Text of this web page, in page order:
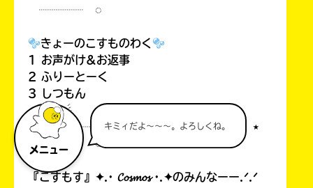
メニュー
キミィだよ～～～。よろしくね。
┈┈┈┈ ◌
きょーのこすものわく
1 お声がけ&お返事
2 ふりーとーく
3 しつもん
◌ ┈┈┈┈ ⋆ ┈┈┈┈ ✧ ┈┈┈┈ ⋆
┈┈┈┈ ◌
『こすもす』✦.· 𝓒𝓸𝓼𝓶𝓸𝓼 ·.✦のみんなーー.ᐟ.ᐟ